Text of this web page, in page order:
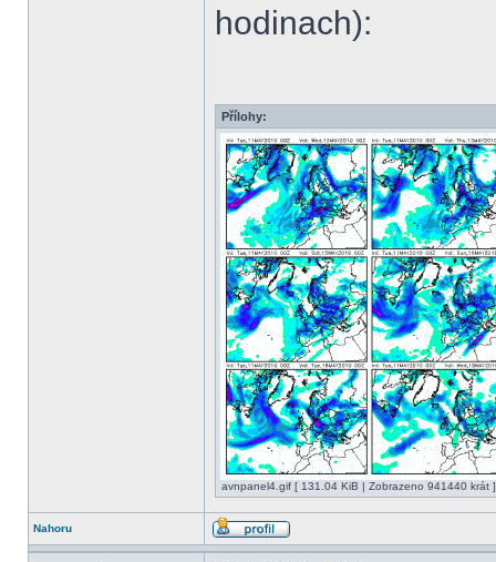
hodinach):
Přílohy:
avnpanel4.gif [ 131.04 KiB | Zobrazeno 941440 krát ]
Nahoru